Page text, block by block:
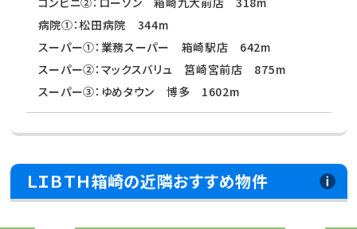
病院①：松田病院 344m
スーパー①：業務スーパー 箱崎駅店 642m
スーパー②：マックスバリュ 筥崎宮前店 875m
スーパー③：ゆめタウン 博多 1602m
ＬＩＢＴＨ箱崎の近隣おすすめ物件